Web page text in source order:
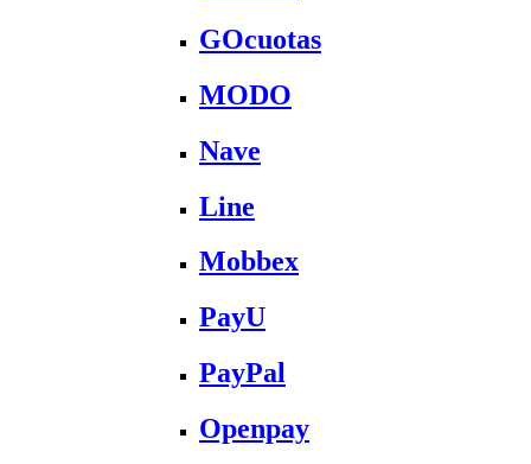
GOcuotas
MODO
Nave
Line
Mobbex
PayU
PayPal
Openpay